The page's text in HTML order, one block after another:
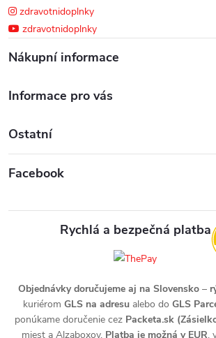
zdravotnidoplnky
zdravotnidoplnky
Nákupní informace
Informace pro vás
Ostatní
Facebook
Rychlá a bezpečná platba
Objednávky doručujeme aj na Slovensko –
kuriérom GLS na adresualebo do GLS
ponúkame doručenie cez Packeta.sk
miest a Alzaboxov. Platba je možná v EUR,